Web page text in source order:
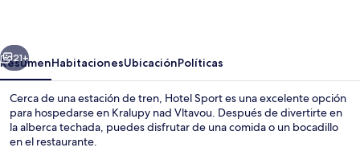
Siguiente
21+
ResumenHabitacionesUbicaciónPolíticas
Cerca de una estación de tren, Hotel Sport es una excelente opción
para hospedarse en Kralupy nad Vltavou. Después de divertirte en
la alberca techada, puedes disfrutar de una comida o un bocadillo
en el restaurante.